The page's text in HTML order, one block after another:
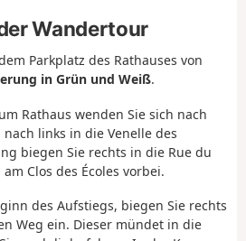
Wandertour
Parkplatz des Rathauses von
in Grün und Weiß.
Rathaus wenden Sie sich nach
links in die Venelle des
biegen Sie rechts in die Rue du
Clos des Écoles vorbei.
des Aufstiegs, biegen Sie rechts
Weg ein. Dieser mündet in die